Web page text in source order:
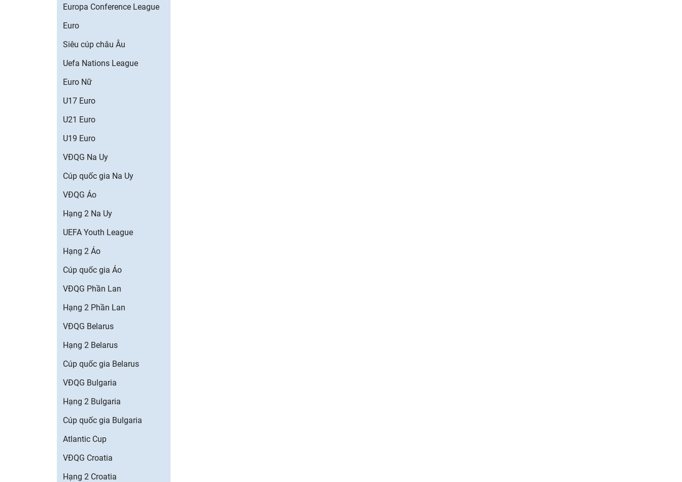
Europa Conference League
Euro
Siêu cúp châu Âu
Uefa Nations League
Euro Nữ
U17 Euro
U21 Euro
U19 Euro
VĐQG Na Uy
Cúp quốc gia Na Uy
VĐQG Áo
Hạng 2 Na Uy
UEFA Youth League
Hạng 2 Áo
Cúp quốc gia Áo
VĐQG Phần Lan
Hạng 2 Phần Lan
VĐQG Belarus
Hạng 2 Belarus
Cúp quốc gia Belarus
VĐQG Bulgaria
Hạng 2 Bulgaria
Cúp quốc gia Bulgaria
Atlantic Cup
VĐQG Croatia
Hạng 2 Croatia